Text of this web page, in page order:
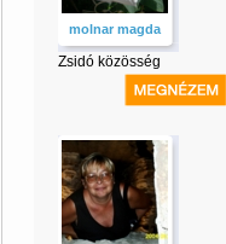
molnar magda
Zsidó közösség